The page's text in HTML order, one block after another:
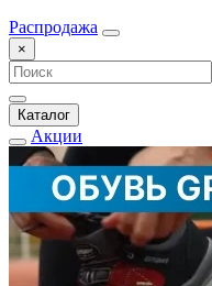
Распродажа
×
Каталог
Акции